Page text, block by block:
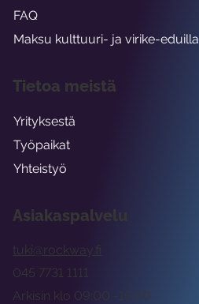
Asiakaspalvelu
tuki@rockway.fi
Arkisin klo 09:00 -15:00
045 7731 1111
FAQ
Maksu kulttuuri- ja virike-eduilla
Tietoa meistä
Yrityksestä
Työpaikat
Yhteistyö